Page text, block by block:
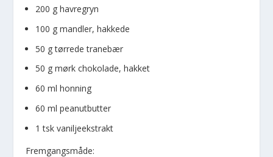
200 g havregryn
100 g mandler, hakkede
50 g tørrede tranebær
50 g mørk chokolade, hakket
60 ml honning
60 ml peanutbutter
1 tsk vaniljeekstrakt
Fremgangsmåde: